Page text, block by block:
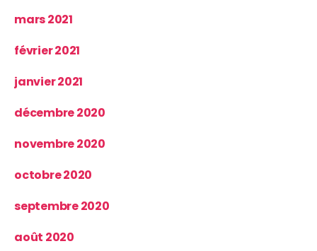
mars 2021
février 2021
janvier 2021
décembre 2020
novembre 2020
octobre 2020
septembre 2020
août 2020